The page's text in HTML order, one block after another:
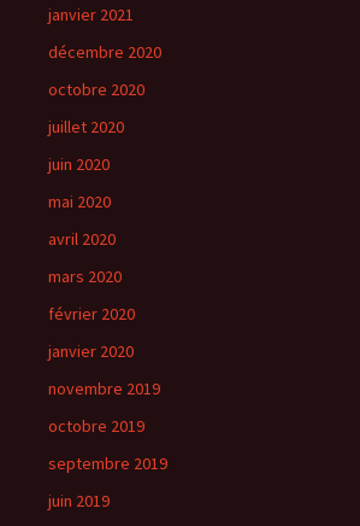
janvier 2021
décembre 2020
octobre 2020
juillet 2020
juin 2020
mai 2020
avril 2020
mars 2020
février 2020
janvier 2020
novembre 2019
octobre 2019
septembre 2019
juin 2019